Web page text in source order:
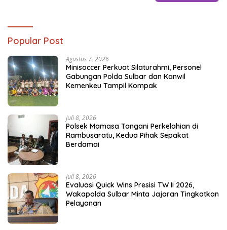
Popular Post
Agustus 7, 2026
Minisoccer Perkuat Silaturahmi, Personel
Gabungan Polda Sulbar dan Kanwil
Kemenkeu Tampil Kompak
Juli 8, 2026
Polsek Mamasa Tangani Perkelahian di
Rambusaratu, Kedua Pihak Sepakat
Berdamai
Juli 8, 2026
Evaluasi Quick Wins Presisi TW II 2026,
Wakapolda Sulbar Minta Jajaran Tingkatkan
Pelayanan